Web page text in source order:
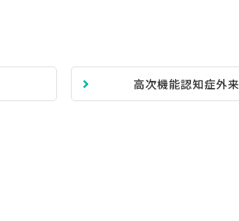
高次機能認知症外来